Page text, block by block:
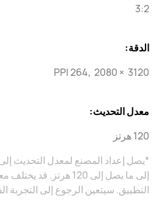
3:2
الدقة:
PPI 264, 2080 × 3120
معدل التحديث:
120 هرتز
إلى ما يصل إلى 120
التطبيق. سيتعين الرجوع إلى التجربة